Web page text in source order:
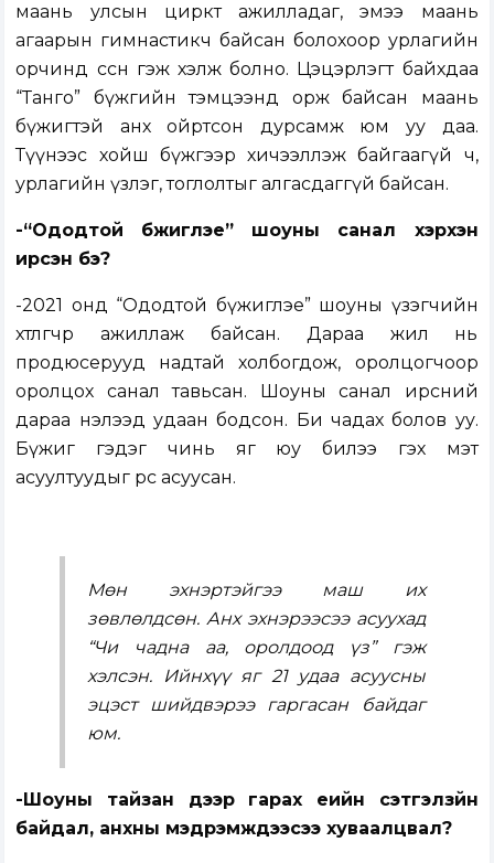
маань улсын циркт ажилладаг, эмээ маань
агаарын гимнастикч байсан болохоор урлагийн
орчинд өссөн гэж хэлж болно. Цэцэрлэгт байхдаа
“Танго” бүжгийн тэмцээнд орж байсан маань
бүжигтэй анх ойртсон дурсамж юм уу даа.
Түүнээс хойш бүжгээр хичээллэж байгаагүй ч,
урлагийн үзлэг, тоглолтыг алгасдаггүй байсан.
-“Ододтой бүжиглэе” шоуны санал хэрхэн
ирсэн бэ?
-2021 онд “Ододтой бүжиглэе” шоуны үзэгчийн
хөтлөгчөөр ажиллаж байсан. Дараа жил нь
продюсерууд надтай холбогдож, оролцогчоор
оролцох санал тавьсан. Шоуны санал ирсний
дараа нэлээд удаан бодсон. Би чадах болов уу.
Бүжиг гэдэг чинь яг юу билээ гэх мэт
асуултуудыг өөрөөсөө асуусан.
Мөн эхнэртэйгээ маш их
зөвлөлдсөн. Анх эхнэрээсээ асуухад
“Чи чадна аа, оролдоод үз” гэж
хэлсэн. Ийнхүү яг 21 удаа асуусны
эцэст шийдвэрээ гаргасан байдаг
юм.
-Шоуны тайзан дээр гарах үеийн сэтгэлзүйн
байдал, анхны мэдрэмжүүдээсээ хуваалцвал?